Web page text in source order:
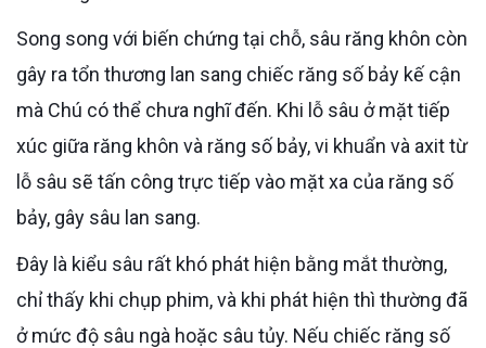
Song song với biến chứng tại chỗ, sâu răng khôn còn
gây ra tổn thương lan sang chiếc răng số bảy kế cận
mà Chú có thể chưa nghĩ đến. Khi lỗ sâu ở mặt tiếp
xúc giữa răng khôn và răng số bảy, vi khuẩn và axit từ
lỗ sâu sẽ tấn công trực tiếp vào mặt xa của răng số
bảy, gây sâu lan sang.
Đây là kiểu sâu rất khó phát hiện bằng mắt thường,
chỉ thấy khi chụp phim, và khi phát hiện thì thường đã
ở mức độ sâu ngà hoặc sâu tủy. Nếu chiếc răng số